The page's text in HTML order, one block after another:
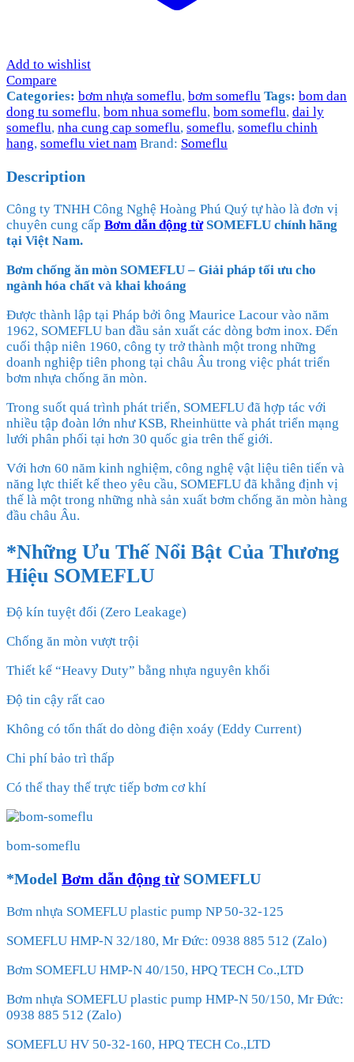
Add to wishlist
Compare
Categories: bơm nhựa someflu, bơm someflu Tags: bom dan
dong tu someflu, bom nhua someflu, bom someflu, dai ly
someflu, nha cung cap someflu, someflu, someflu chinh
hang, someflu viet nam Brand: Someflu
Description
Công ty TNHH Công Nghệ Hoàng Phú Quý tự hào là đơn vị
chuyên cung cấp Bơm dẫn động từSOMEFLU chính hãng
tại Việt Nam.
Bơm chống ăn mòn SOMEFLU – Giải pháp tối ưu cho
ngành hóa chất và khai khoáng
Được thành lập tại Pháp bởi ông Maurice Lacour vào năm
1962, SOMEFLU ban đầu sản xuất các dòng bơm inox. Đến
cuối thập niên 1960, công ty trở thành một trong những
doanh nghiệp tiên phong tại châu Âu trong việc phát triển
bơm nhựa chống ăn mòn.
Trong suốt quá trình phát triển, SOMEFLU đã hợp tác với
nhiều tập đoàn lớn như KSB, Rheinhütte và phát triển mạng
lưới phân phối tại hơn 30 quốc gia trên thế giới.
Với hơn 60 năm kinh nghiệm, công nghệ vật liệu tiên tiến và
năng lực thiết kế theo yêu cầu, SOMEFLU đã khẳng định vị
thế là một trong những nhà sản xuất bơm chống ăn mòn hàng
đầu châu Âu.
*Những Ưu Thế Nổi Bật Của Thương
Hiệu SOMEFLU
Độ kín tuyệt đối (Zero Leakage)
Chống ăn mòn vượt trội
Thiết kế “Heavy Duty” bằng nhựa nguyên khối
Độ tin cậy rất cao
Không có tổn thất do dòng điện xoáy (Eddy Current)
Chi phí bảo trì thấp
Có thể thay thế trực tiếp bơm cơ khí
bom-someflu
*Model Bơm dẫn động từSOMEFLU
Bơm nhựa SOMEFLU plastic pump NP 50-32-125
SOMEFLU HMP-N 32/180, Mr Đức: 0938 885 512 (Zalo)
Bơm SOMEFLU HMP-N 40/150, HPQ TECH Co.,LTD
Bơm nhựa SOMEFLU plastic pump HMP-N 50/150, Mr Đức:
0938 885 512 (Zalo)
SOMEFLU HV 50-32-160, HPQ TECH Co.,LTD